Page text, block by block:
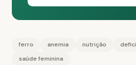
ferro anemia nutrição
saúde feminina